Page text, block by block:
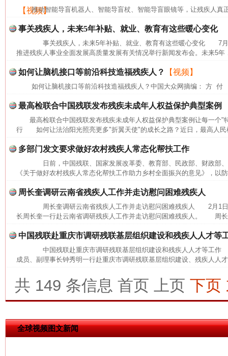
【视频】
推动智能导盲机器人、智能导盲杖、智能导盲眼镜等，让残疾人真
事关残疾人，未来5年补贴、就业、教育有这些暖心变化
事关残疾人，未来5年补贴、就业、教育有这些暖心变化 7月
推进残疾人事业全面发展高质量发展有关情况举行新闻发布会。未来5年
如何让脑机接口等前沿科技造福残疾人？ 【视频】
如何让脑机接口等前沿科技造福残疾人？中国大众网摘编： 方 付
最高检联合中国残联发布残疾未成年人权益保护典型案例
最高检联合中国残联发布残疾未成年人权益保护典型案例让每一个"
行 如何让法治阳光照亮更多"折翼天使"的成长之路？近日，最高人民
多部门发文要求做好农村残疾人常态化帮扶工作
日前，中国残联、国家发展改革委、教育部、民政部、财政部
《关于做好农村残疾人常态化帮扶工作助力乡村全面振兴的意见》，以
周长奎调研云南省残疾人工作并走访慰问困难残疾人
周长奎调研云南省残疾人工作并走访慰问困难残疾人 2月1日
长周长奎一行赴云南省调研残疾人工作并走访慰问困难残疾人。 周
中国残联赴重庆市调研残联基层组织建设和残疾人人才等
中国残联赴重庆市调研残联基层组织建设和残疾人人才等工
成员、副理事长钟秀明一行赴重庆市调研残联基层组织建设、残疾人人
共 149 条信息 首页 上页 下页
全球视频图文新闻
网上购药对药下症？